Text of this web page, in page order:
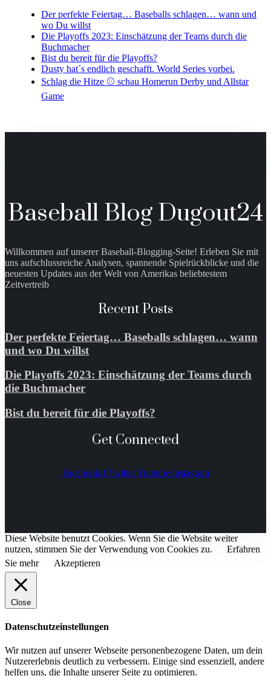
Der perfekte Feiertag… Baseballs schlagen… wann und
wo Du willst
Die Playoffs 2023: Einschätzung der Teams durch die
Buchmacher
Bist du bereit für die Playoffs?
Dusty hat´s endlich geschafft. World Series vorbei.
Schlag die Hitze ⚾️ schau Homerun Derby und Allstar
Game
Baseball Blog Dugout24
Willkommen auf unserer Baseball-Blogging-Seite! Erleben Sie mit
uns aufschlussreiche Analysen, spannende Spielrückblicke und die
neuesten Updates aus der Welt von Amerikas beliebtestem
Zeitvertreib
Recent Posts
Der perfekte Feiertag… Baseballs schlagen… wann
und wo Du willst
Die Playoffs 2023: Einschätzung der Teams durch
die Buchmacher
Bist du bereit für die Playoffs?
Get Connected
Facebook-f Twitter Youtube Instagram
Diese Website benutzt Cookies. Wenn Sie die Website weiter
nutzen, stimmen Sie der Verwendung von Cookies zu.
Erfahren
Sie mehr
Akzeptieren
Close
Datenschutzeinstellungen
Wir nutzen auf unserer Webseite personenbezogene Daten, um dein
Nutzererlebnis deutlich zu verbessern. Einige sind essenziell, andere
helfen uns, die Inhalte unserer Seite zu optimieren.